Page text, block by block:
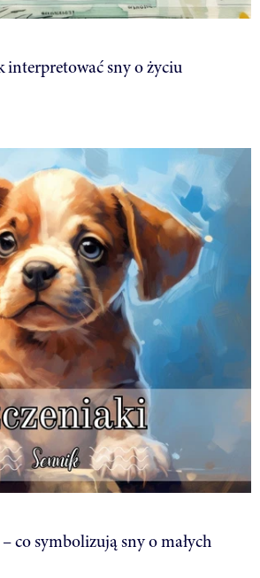
interpretować sny o życiu
co symbolizują sny o małych